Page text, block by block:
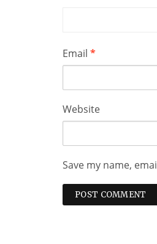
Email *
Website
Save my name,